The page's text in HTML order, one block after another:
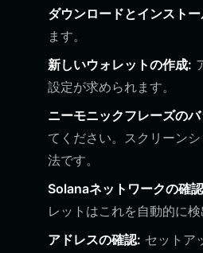
ダウンロードとインスト
ます。
新しいウォレットの作成:
設定が求められます。
ニーモニックフレーズの
てください。スクリーン
法です。
Solanaネットワークの確
レットはこれを自動的に検
アドレスの確認: セットア